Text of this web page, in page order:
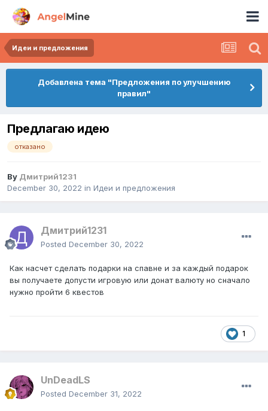
Идеи и предложения
Добавлена тема "Предложения по улучшению
правил"
Предлагаю идею
отказано
By Дмитрий1231
December 30, 2022 in Идеи и предложения
Дмитрий1231
Posted December 30, 2022
Как насчет сделать подарки на спавне и за каждый подарок
вы получаете допусти игровую или донат валюту но сначало
нужно пройти 6 квестов
1
UnDeadLS
Posted December 31, 2022